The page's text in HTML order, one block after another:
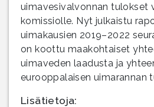
uimavesivalvonnan tulokset
komissiolle. Nyt julkaistu
uimakausien 2019–2022
on koottu maakohtaiset
uimaveden laadusta ja
eurooppalaisen uimarannan
Lisätietoja: